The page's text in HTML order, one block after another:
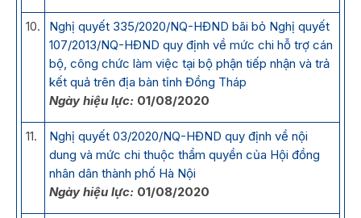
10.
Nghị quyết 335/2020/NQ-HĐND bãi bỏ Nghị quyết
107/2013/NQ-HĐND quy định về mức chi hỗ trợ cán
bộ, công chức làm việc tại bộ phận tiếp nhận và trả
kết quả trên địa bàn tỉnh Đồng Tháp
Ngày hiệu lực: 01/08/2020
11.
Nghị quyết 03/2020/NQ-HĐND quy định về nội
dung và mức chi thuộc thẩm quyền của Hội đồng
nhân dân thành phố Hà Nội
Ngày hiệu lực: 01/08/2020